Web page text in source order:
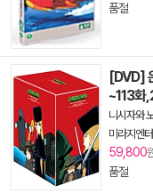
품절
[DVD]
~113화
니시자와
미라지엔
59,800
품절